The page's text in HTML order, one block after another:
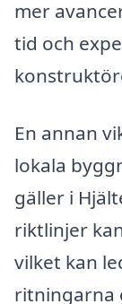
mer
tid och
En annan
lokala
gäller i
riktlinjer
vilket kan
ritningarna